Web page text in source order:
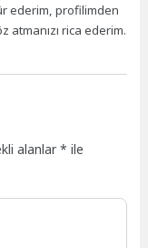
ederim, profilimden
atmanızı rica ederim.
alanlar* ile